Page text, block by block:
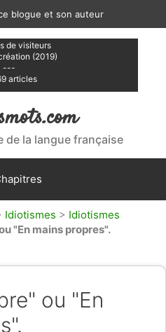
blogue et son auteur
de visiteurs
(2019)
---
articles
de la langue française
Idiotismes > Idiotismes
"En mains propres".
ou "En